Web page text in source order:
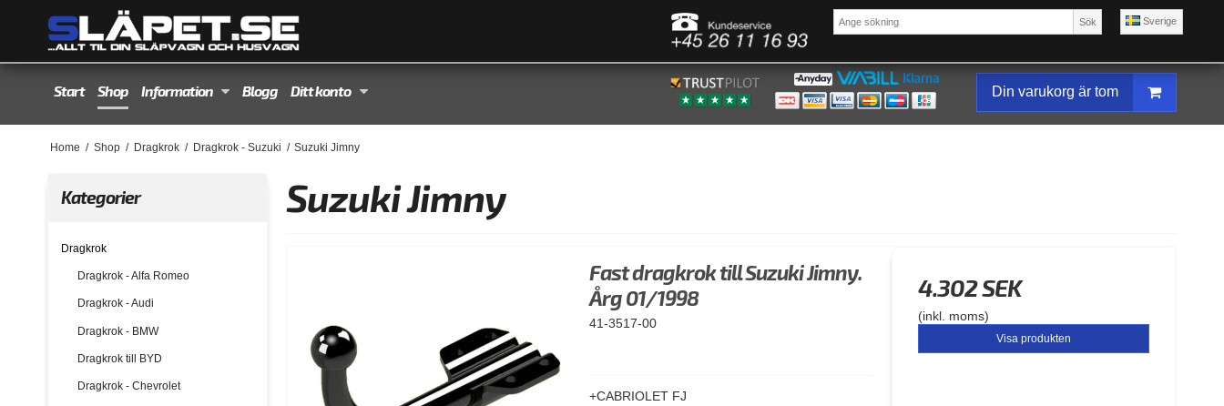
Sverige
Sök
Start Shop Information Blogg Ditt konto Din varukorg är tom
Home / Shop / Dragkrok / Dragkrok - Suzuki / Suzuki Jimny
Kategorier
Dragkrok
Dragkrok - Alfa Romeo
Dragkrok - Audi
Dragkrok - BMW
Dragkrok till BYD
Dragkrok - Chevrolet
Suzuki Jimny
Fast dragkrok till Suzuki Jimny.
Årg 01/1998
41-3517-00
+CABRIOLET FJ
4.302 SEK
(inkl. moms)
Visa produkten